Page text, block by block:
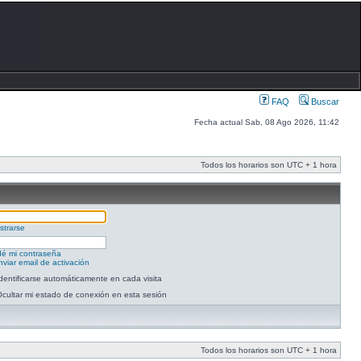
FAQ Buscar
Fecha actual Sab, 08 Ago 2026, 11:42
Todos los horarios son UTC + 1 hora
mi contraseña
email de activación
automáticamente en cada visita
mi estado de conexión en esta sesión
Todos los horarios son UTC + 1 hora